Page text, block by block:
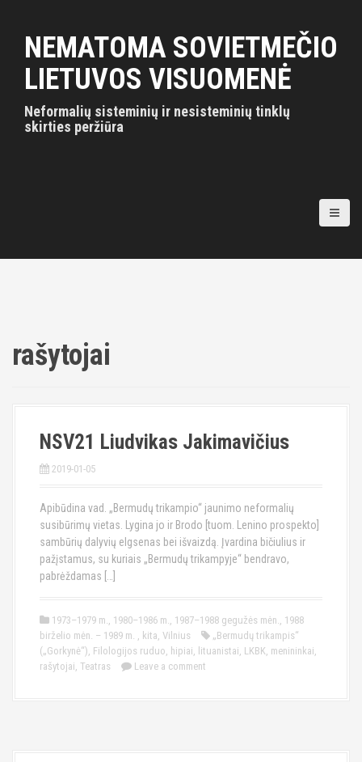
NEMATOMA SOVIETMEČIO
LIETUVOS VISUOMENĖ
Neformalių sisteminių ir nesisteminių tinklų
skirties peržiūra
rašytojai
NSV21 Liudvikas Jakimavičius
2019-01-05
Apibūdina vad. „Bermudų trikampio“ jaunimo neformalių
susibūrimų vietas. Lygina jo ir Brodo [tuom. Lenino prospekto]
sambūrių dalyvių elgsenas bei išvaizdą. Įvardina bičiulius ir
pažįstamus, su kuriais „Bermudų trikampyje“ bendravo,
pabrėždamas […]
1973–1979 m., 1980–1986 m., 1987–1988 gegužės mėn., 1988
birželio mėn. – 1989 m. , kita, Vilnius
„Bermudų trikampis“
(„Gorkynė“), Filologijos ruduo, hipiai, lituanistai, LKBK, menininkai,
rašytojai, Teatras Leave a comment